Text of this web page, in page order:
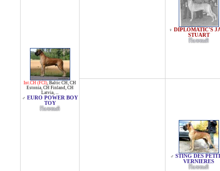
Int.CH (FCI), Baltic CH, CH
Estonia, CH Finland, CH
Latvia, ...
♂ EURO POWER BOY
TOY
Палевый
♀ DIPLOMATIC'S
STUART
Палевый
♂ STING DES
VERNIERES
Палевый